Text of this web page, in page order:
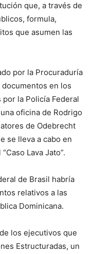
que, a través de
formula,
que asumen las
por la Procuraduría
en los
la Policía Federal
oficina de Rodrigo
de Odebrecht
se lleva a cabo en
Lava Jato”.
de Brasil habría
relativos a las
Dominicana.
los ejecutivos que
Estructuradas, un